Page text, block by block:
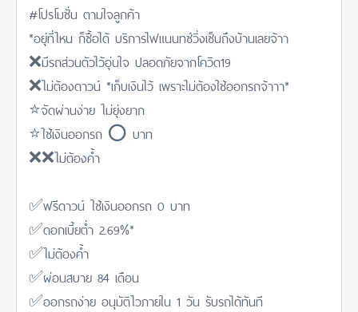
#โปรโมชั่น ตามใจลูกค้า
*อยุ่ที่ไหน ก็ซื้อได้ บริการไฟแนนทซ์วิ่งเซ็นถึงบ้านเลยจ้าา
❌มีรถส่วนตัวไว้อุ่นใจ ปลอดภัยจากโควิด19
❌ไม่ต้องดาวน์ *เก็บเงินไว้ เพราะไม่ต้องใช้ออกรถจ้าาา*
⭐จัดผ่านง่าย ไม่ยุ่งยาก
⭐ใช้เงินออกรถ ⭕ บาท
❌❌ไม่ต้องค้ำ
✅ฟรีดาวน์ ใช้เงินออกรถ 0 บาท
✅ดอกเบี้ยต่ำ 2.69%*
✅ไม่ต้องค้ำ
✅ผ่อนสบาย 84 เดือน
✅ออกรถง่าย อนุมัติไวภายใน 1 วัน รับรถได้ทันที